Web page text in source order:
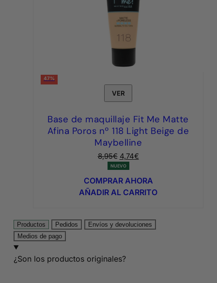
47%
VER
Base de maquillaje Fit Me Matte
Afina Poros nº 118 Light Beige de
Maybelline
8,95€ El
precio
original
era:
8,95€.
4,74€El
actual
es:
4,74€.
NUEVO
COMPRAR AHORA
AÑADIR AL CARRITO
Productos Pedidos
Envíos y devoluciones
Medios de pago
¿Son los productos originales?